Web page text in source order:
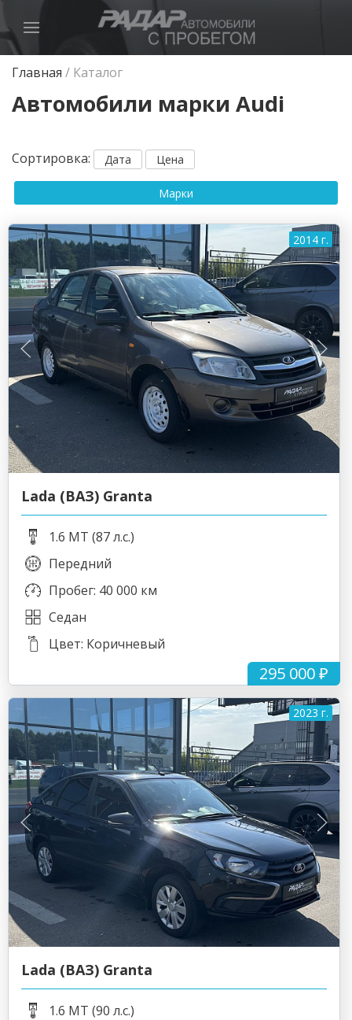
Главная / Каталог
Автомобили марки Audi
Сортировка: Дата Цена
Марки
2014 г.
295 000 ₽
Lada (ВАЗ) Granta
1.6 MT (87 л.с.)
Передний
Пробег: 40 000 км
Седан
Цвет: Коричневый
2023 г.
Lada (ВАЗ) Granta
1.6 MT (90 л.с.)